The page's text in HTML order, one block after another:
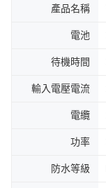
產品名稱
電池
待機時間
輸入電壓電流
電纜
功率
防水等級